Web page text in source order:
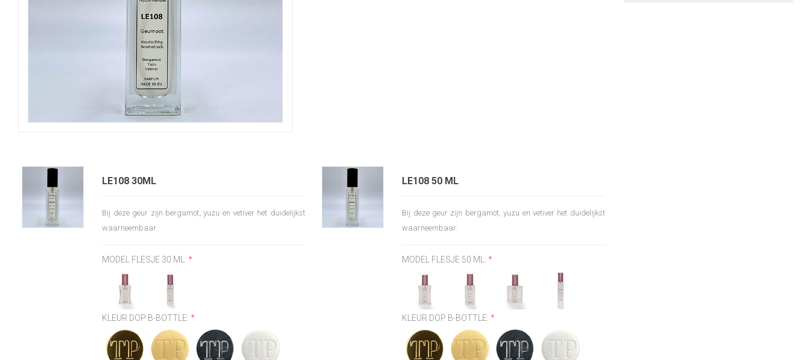
LE108 30ML
Bij deze geur zijn bergamot, yuzu en vetiver het duidelijkst
waarneembaar.
MODEL FLESJE 30 ML:*
KLEUR DOP B-BOTTLE:*
LE108 50 ML
Bij deze geur zijn bergamot, yuzu en vetiver het duidelijkst
waarneembaar.
MODEL FLESJE 50 ML:*
KLEUR DOP B-BOTTLE:*